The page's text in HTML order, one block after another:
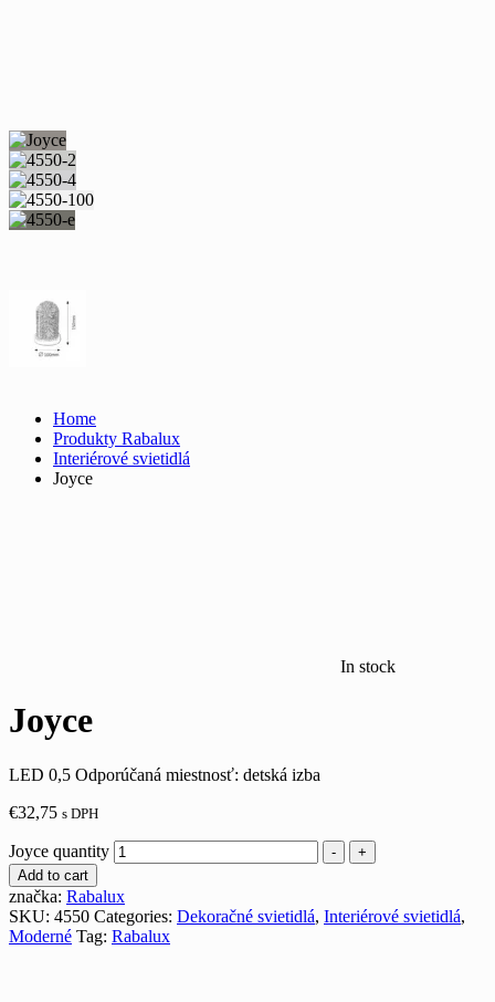
Home
Produkty Rabalux
Interiérové svietidlá
Joyce
In stock
Joyce
LED 0,5 Odporúčaná miestnosť: detská izba
€32,75 s DPH
Joyce quantity -
+
Add to cart
značka: Rabalux
SKU: 4550 Categories: Dekoračné svietidlá, Interiérové svietidlá,
Moderné Tag: Rabalux